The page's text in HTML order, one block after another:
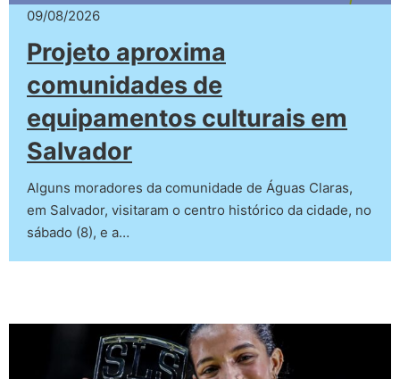
09/08/2026
Projeto aproxima
comunidades de
equipamentos culturais em
Salvador
Alguns moradores da comunidade de Águas Claras,
em Salvador, visitaram o centro histórico da cidade, no
sábado (8), e a…